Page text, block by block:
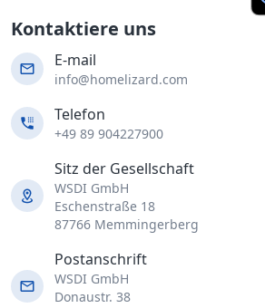
Kontaktiere uns
E-mail
info@homelizard.com
Telefon
+49 89 904227900
Sitz der Gesellschaft
WSDI GmbH
Eschenstraße 18
87766 Memmingerberg
Postanschrift
WSDI GmbH
Donaustr. 38